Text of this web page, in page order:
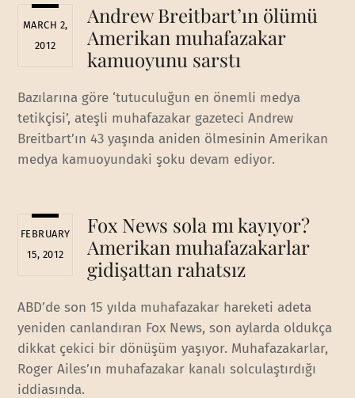
MARCH 2,
2012
Andrew Breitbart’ın ölümü
Amerikan muhafazakar
kamuoyunu sarstı
Bazılarına göre ‘tutuculuğun en önemli medya
tetikçisi’, ateşli muhafazakar gazeteci Andrew
Breitbart’ın 43 yaşında aniden ölmesinin Amerikan
medya kamuoyundaki şoku devam ediyor.
FEBRUARY
15, 2012
Fox News sola mı kayıyor?
Amerikan muhafazakarlar
gidişattan rahatsız
ABD’de son 15 yılda muhafazakar hareketi adeta
yeniden canlandıran Fox News, son aylarda oldukça
dikkat çekici bir dönüşüm yaşıyor. Muhafazakarlar,
Roger Ailes’ın muhafazakar kanalı solculaştırdığı
iddiasında.